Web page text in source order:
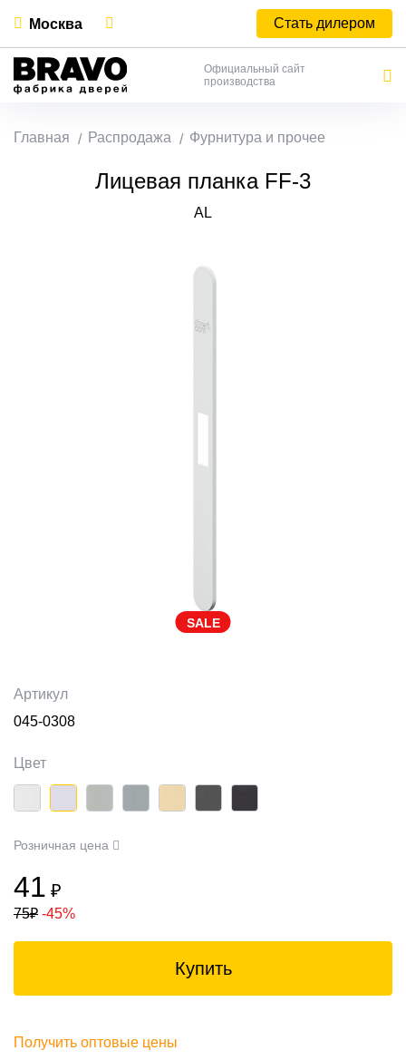
Москва Стать дилером
Официальный сайт
производства
Главная Распродажа Фурнитура и прочее
Лицевая планка FF-3
AL
SALE
Артикул
045-0308
Цвет
Розничная цена
41 ₽
75₽ -45%
Купить
Получить оптовые цены